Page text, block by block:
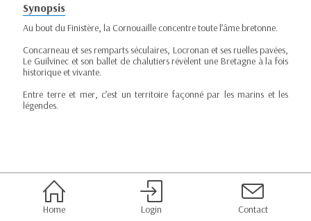
Synopsis
Au bout du Finistère, la Cornouaille concentre toute l’âme bretonne.
Concarneau et ses remparts séculaires, Locronan et ses ruelles pavées,
Le Guilvinec et son ballet de chalutiers révèlent une Bretagne à la fois
historique et vivante.
Entre terre et mer, c’est un territoire façonné par les marins et les
légendes.
Home Login Contact